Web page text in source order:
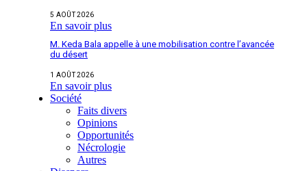
5 AOÛT 2026
En savoir plus
M. Keda Bala appelle à une mobilisation contre l’avancée
du désert
1 AOÛT 2026
En savoir plus
Société
Faits divers
Opinions
Opportunités
Nécrologie
Autres